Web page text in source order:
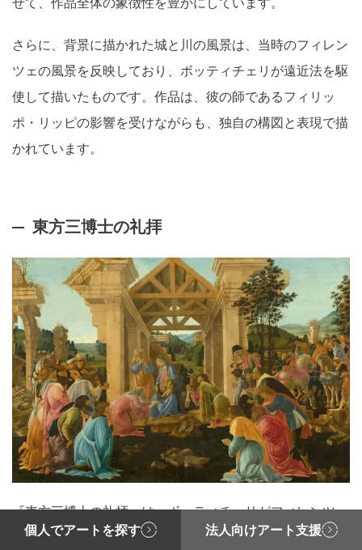
さらに、背景に描かれた城と川の風景は、当時のフィレン
ツェの風景を反映しており、ボッティチェリが遠近法を駆
使して描いたものです。作品は、彼の師であるフィリッ
ポ・リッピの影響を受けながらも、独自の構図と表現で描
かれています。
東方三博士の礼拝
『東方三博士の礼拝』は、ボッティチェリがフィレンツェ
の有力なメディチ家の依頼を受けて制作した作品。
個人でアートを探す 法人向けアート支援